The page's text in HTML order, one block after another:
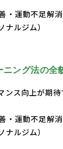
運動不足解
ルジム）
ニング法の全
ス向上が期待
運動不足解
ルジム）